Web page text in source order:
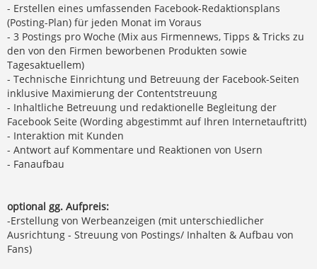
- Erstellen eines umfassenden Facebook-Redaktionsplans
(Posting-Plan) für jeden Monat im Voraus
- 3 Postings pro Woche (Mix aus Firmennews, Tipps & Tricks zu
den von den Firmen beworbenen Produkten sowie
Tagesaktuellem)
- Technische Einrichtung und Betreuung der Facebook-Seiten
inklusive Maximierung der Contentstreuung
- Inhaltliche Betreuung und redaktionelle Begleitung der
Facebook Seite (Wording abgestimmt auf Ihren Internetauftritt)
- Interaktion mit Kunden
- Antwort auf Kommentare und Reaktionen von Usern
- Fanaufbau
optional gg. Aufpreis:
-Erstellung von Werbeanzeigen (mit unterschiedlicher
Ausrichtung - Streuung von Postings/ Inhalten & Aufbau von
Fans)